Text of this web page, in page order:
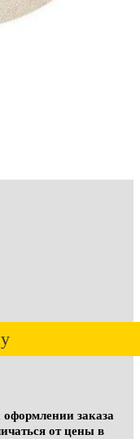
оформлении заказа
от цены в